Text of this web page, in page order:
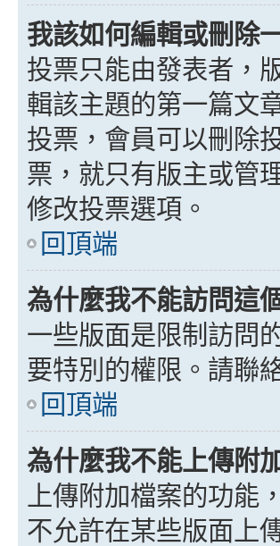
我該如何編輯或刪除
投票只能由發表者，
輯該主題的第一篇文
投票，會員可以刪除
票，就只有版主或管
修改投票選項。
回頂端
為什麼我不能訪問這
一些版面是限制訪問
要特別的權限。請聯
回頂端
為什麼我不能上傳附
上傳附加檔案的功能
不允許在某些版面上